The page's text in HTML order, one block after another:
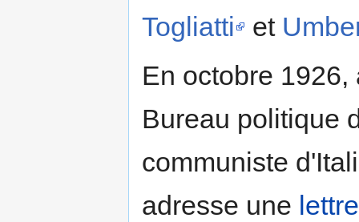
Togliatti
et
En octobre 1926,
Bureau politique
communiste
adresse une